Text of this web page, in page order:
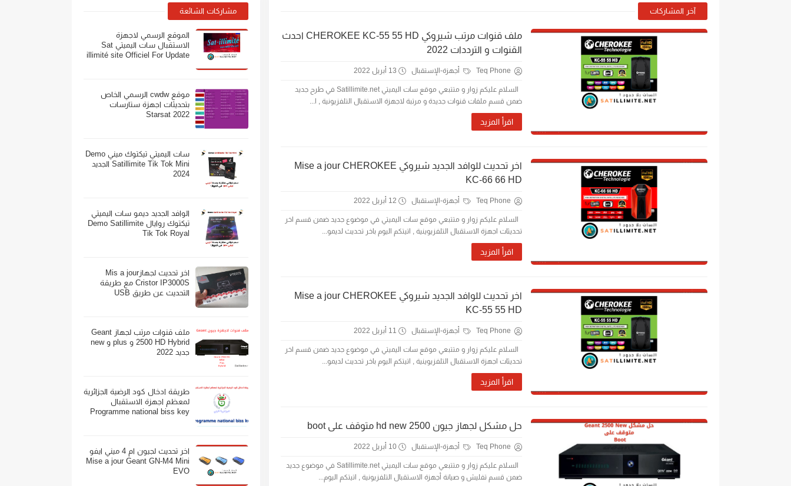
آخر المشاركات
ملف قنوات مرتب شيروكي CHEROKEE KC-55 55 HD احدث
القنوات و الترددات 2022
Teq Phone أجهزة-الإستقبال 13 أبريل 2022
السلام عليكم زوار و متتبعي موقع سات اليميتي Satillimite.net في طرح جديد
ضمن قسم ملفات قنوات جديدة و مرتبة لاجهزة الاستقبال التلفزيونية , ا...
اقرأ المزيد
اخر تحديث للوافد الجديد شيروكي Mise a jour CHEROKEE
KC-66 66 HD
Teq Phone أجهزة-الإستقبال 12 أبريل 2022
السلام عليكم زوار و متتبعي موقع سات اليميتي في موضوع جديد ضمن قسم اخر
تحديثات اجهزة الاستقبال التلفزيوينية , اتيتكم اليوم باخر تحديث لديمو...
اقرأ المزيد
اخر تحديث للوافد الجديد شيروكي Mise a jour CHEROKEE
KC-55 55 HD
Teq Phone أجهزة-الإستقبال 11 أبريل 2022
السلام عليكم زوار و متتبعي موقع سات اليميتي في موضوع جديد ضمن قسم اخر
تحديثات اجهزة الاستقبال التلفزيوينية , اتيتكم اليوم باخر تحديث لديمو...
اقرأ المزيد
حل مشكل لجهاز جيون 2500 hd new متوقف على boot
Teq Phone أجهزة-الإستقبال 10 أبريل 2022
السلام عليكم زوار و متتبعي موقع سات اليميتي Satillimite.net في موضوع جديد
ضمن قسم تفليش و صيانة أجهزة الاستقبال التلفزيونية , اتيتكم اليوم...
مشاركات الشائعة
الموقع الرسمي لاجهزة
الاستقبال سات اليميتي Sat
illimité site Officiel For Update
موقع cwdw الرسمي الخاص
بتحديثات اجهزة ستارسات
Starsat 2022
سات اليميتي تيكتوك ميني Demo
Satillimite Tik Tok Mini الجديد
2024
الوافد الجديد ديمو سات اليميتي
تيكتوك روايال Demo Satillimite
Tik Tok Royal
اخر تحديث لجهازMis a jour
Cristor IP3000S مع طريقة
التحديث عن طريق USB
ملف قنوات مرتب لجهاز Geant
2500 HD Hybrid و plus و new
جديد 2022
طريقة ادخال كود الرضية الجزائرية
لمعظم اجهزة الاستقبال
Programme national biss key
اخر تحديث لجيون ام 4 ميني ايفو
Mise a jour Geant GN-M4 Mini
EVO